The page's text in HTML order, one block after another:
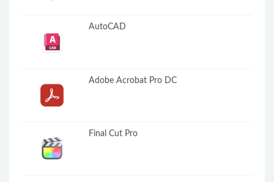
AutoCAD
Adobe Acrobat Pro DC
Final Cut Pro